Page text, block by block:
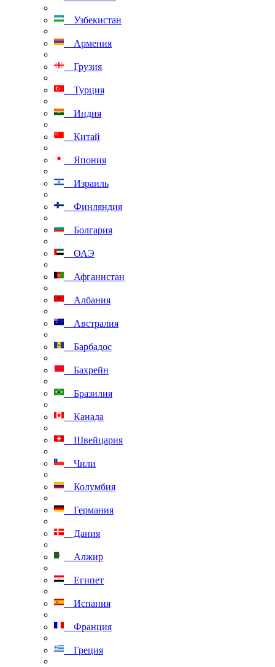
Узбекистан
Армения
Грузия
Турция
Индия
Китай
Япония
Израиль
Финляндия
Болгария
ОАЭ
Афганистан
Албания
Австралия
Барбадос
Бахрейн
Бразилия
Канада
Швейцария
Чили
Колумбия
Германия
Дания
Алжир
Египет
Испания
Франция
Греция